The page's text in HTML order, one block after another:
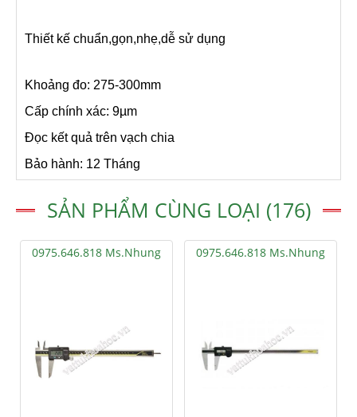
Thiết kế chuẩn,gọn,nhẹ,dễ sử dụng
Khoảng đo: 275-300mm
Cấp chính xác: 9µm
Đọc kết quả trên vạch chia
Bảo hành: 12 Tháng
SẢN PHẨM CÙNG LOẠI (176)
0975.646.818 Ms.Nhung 0975.646.818 Ms.Nhung